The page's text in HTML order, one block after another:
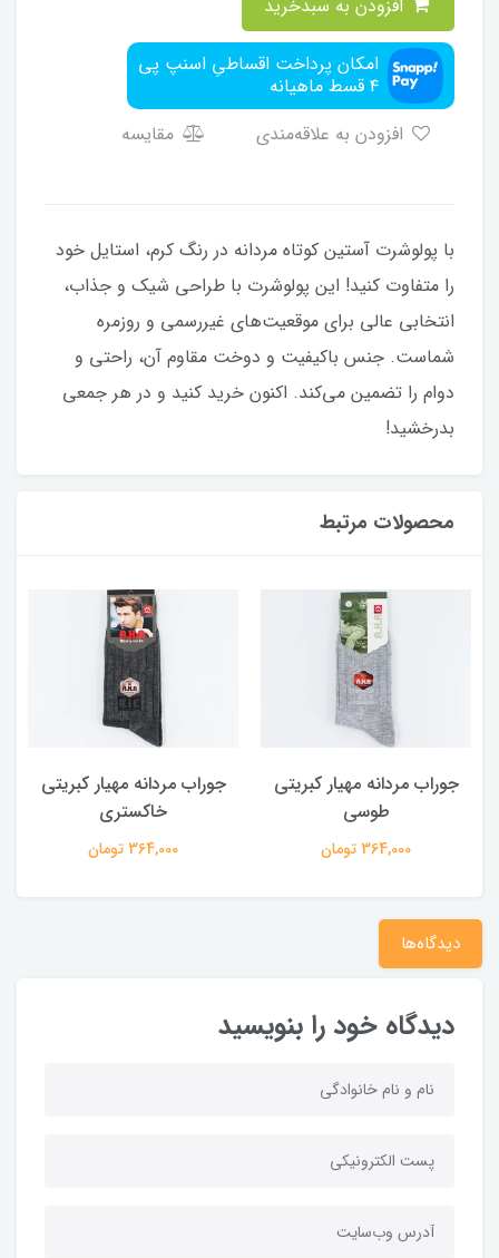
امکان پرداخت اقساطیِ اسنپ پی
۴ قسط ماهیانه
مقایسه
با پولوشرت آستین کوتاه مردانه در رنگ کرم، استایل خود
را متفاوت کنید! این پولوشرت با طراحی شیک و جذاب،
انتخابی عالی برای موقعیت‌های غیررسمی و روزمره
شماست. جنس باکیفیت و دوخت مقاوم آن، راحتی و
دوام را تضمین می‌کند. اکنون خرید کنید و در هر جمعی
بدرخشید!
محصولات مرتبط
جوراب مردانه مهیار کبریتی
طوسی
364,000 تومان
جوراب مردانه مهیار کبریتی
خاکستری
364,000 تومان
دیدگاه‌ها
دیدگاه خود را بنویسید